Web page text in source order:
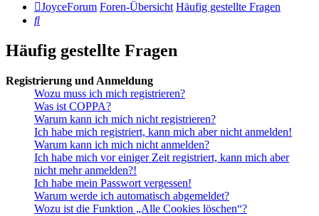
JoyceForum Foren-Übersicht Häufig gestellte Fragen
Suche
Häufig gestellte Fragen
Registrierung und Anmeldung
Wozu muss ich mich registrieren?
Was ist COPPA?
Warum kann ich mich nicht registrieren?
Ich habe mich registriert, kann mich aber nicht anmelden!
Warum kann ich mich nicht anmelden?
Ich habe mich vor einiger Zeit registriert, kann mich aber
nicht mehr anmelden?!
Ich habe mein Passwort vergessen!
Warum werde ich automatisch abgemeldet?
Wozu ist die Funktion „Alle Cookies löschen“?